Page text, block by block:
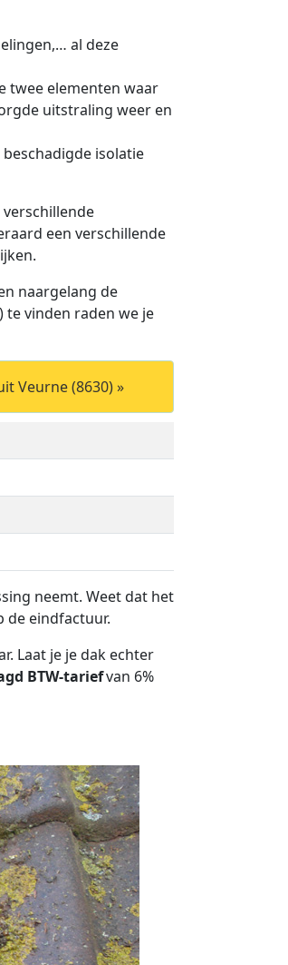
al deze
twee elementen waar
uitstraling weer en
isolatie
een verschillende
naargelang de
te vinden raden we je
Veurne (8630) »
neemt. Weet dat het
de eindfactuur.
Laat je je dak echter
BTW-tariefvan 6%